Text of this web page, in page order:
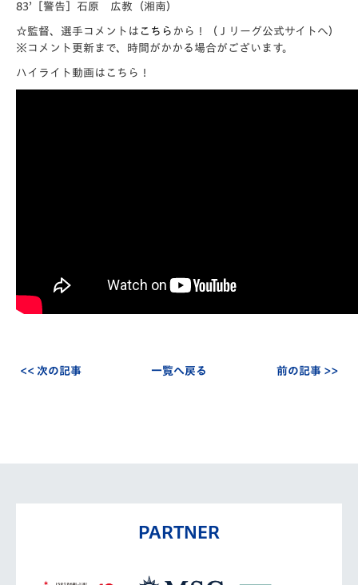
83’［警告］石原 広教（湘南）
☆監督、選手コメントは こちら から！
（Ｊリーグ公式サイトへ）
※コメント更新まで、時間がかかる場合がございます。
ハイライト動画はこちら！
<< 次の記事 一覧へ戻る 前の記事 >>
PARTNER